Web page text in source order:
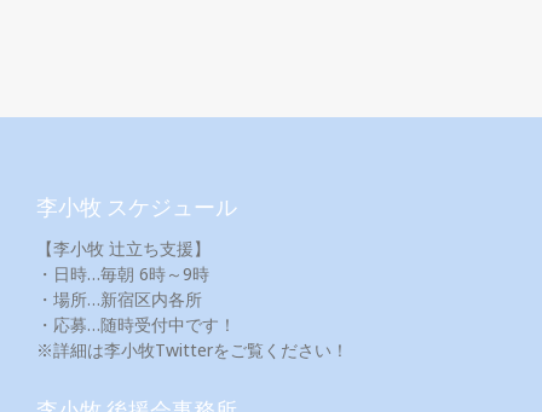
李小牧 スケジュール
【李小牧 辻立ち支援】
・日時…毎朝 6時～9時
・場所…新宿区内各所
・応募…随時受付中です！
※詳細は李小牧Twitterをご覧ください！